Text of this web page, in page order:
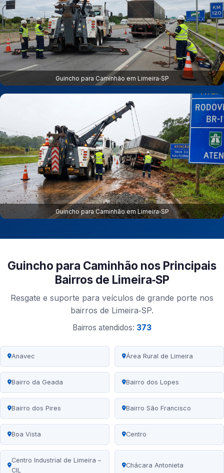
Guincho para Caminhão em Limeira‑SP
Guincho para Caminhão em Limeira‑SP
Guincho para Caminhão nos Principais
Bairros de Limeira‑SP
Resgate e suporte para veículos de grande porte nos
bairros de Limeira‑SP.
Bairros atendidos: 373
Anavec Área Rural de Limeira
Bairro da Geada Bairro dos Lopes
Bairro dos Pires Bairro São Francisco
Boa Vista Centro
Centro Industrial de Limeira –
CIL
Chácara Antonieta